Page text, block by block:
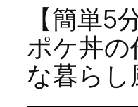
【簡単5
ポケ丼
な暮らし